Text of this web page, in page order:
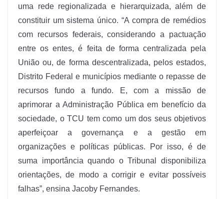
uma rede regionalizada e hierarquizada, além de
constituir um sistema único. “A compra de remédios
com recursos federais, considerando a pactuação
entre os entes, é feita de forma centralizada pela
União ou, de forma descentralizada, pelos estados,
Distrito Federal e municípios mediante o repasse de
recursos fundo a fundo. E, com a missão de
aprimorar a Administração Pública em benefício da
sociedade, o TCU tem como um dos seus objetivos
aperfeiçoar a governança e a gestão em
organizações e políticas públicas. Por isso, é de
suma importância quando o Tribunal disponibiliza
orientações, de modo a corrigir e evitar possíveis
falhas”, ensina Jacoby Fernandes.